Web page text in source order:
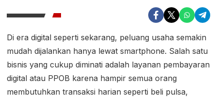
Di era digital seperti sekarang, peluang usaha semakin
mudah dijalankan hanya lewat smartphone. Salah satu
bisnis yang cukup diminati adalah layanan pembayaran
digital atau PPOB karena hampir semua orang
membutuhkan transaksi harian seperti beli pulsa,